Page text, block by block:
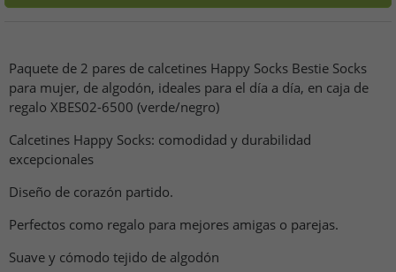
Paquete de 2 pares de calcetines Happy Socks Bestie Socks
para mujer, de algodón, ideales para el día a día, en caja de
regalo XBES02-6500 (verde/negro)
Calcetines Happy Socks: comodidad y durabilidad
excepcionales
Diseño de corazón partido.
Perfectos como regalo para mejores amigas o parejas.
Suave y cómodo tejido de algodón